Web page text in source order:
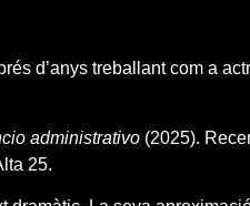
d’anys treballant com a
administrativo (2025).
25.